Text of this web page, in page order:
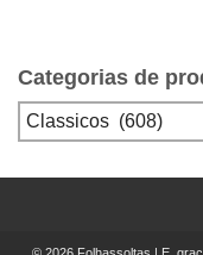
Categorias de